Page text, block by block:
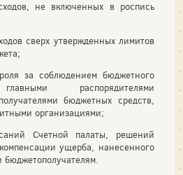
не включенных в роспись
сверх утвержденных лимитов
за соблюдением бюджетного
распорядителями
бюджетных средств,
организациями;
Счетной палаты, решений
ущерба, нанесенного